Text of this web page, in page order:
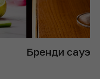
Бренди сауэр